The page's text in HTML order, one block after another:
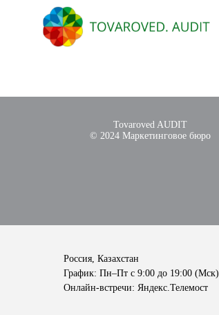
Tovaroved AUDIT
© 2024 Маркетинговое бюро
Россия, Казахстан
График: Пн–Пт с 9:00 до 19:00 (Мск)
Онлайн-встречи: Яндекс.Телемост